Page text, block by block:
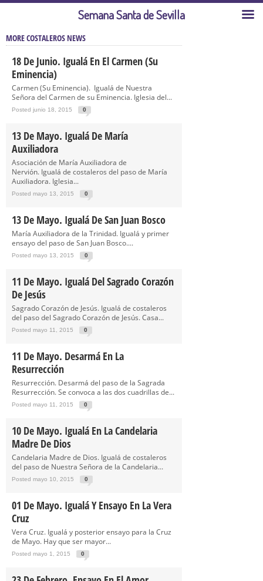
MORE COSTALEROS NEWS
18 De Junio. Igualá En El Carmen (Su
Eminencia)
Carmen (Su Eminencia). Igualá de Nuestra
Señora del Carmen de su Eminencia. Iglesia del...
Posted junio 18, 2015 0
13 De Mayo. Igualá De María
Auxiliadora
Asociación de María Auxiliadora de
Nervión. Igualá de costaleros del paso de María
Auxiliadora. Iglesia...
Posted mayo 13, 2015 0
13 De Mayo. Igualá De San Juan Bosco
María Auxiliadora de la Trinidad. Igualá y primer
ensayo del paso de San Juan Bosco....
Posted mayo 13, 2015 0
11 De Mayo. Igualá Del Sagrado Corazón
De Jesús
Sagrado Corazón de Jesús. Igualá de costaleros
del paso del Sagrado Corazón de Jesús. Casa...
Posted mayo 11, 2015 0
11 De Mayo. Desarmá En La
Resurrección
Resurrección. Desarmá del paso de la Sagrada
Resurrección. Se convoca a las dos cuadrillas de...
Posted mayo 11, 2015 0
10 De Mayo. Igualá En La Candelaria
Madre De Dios
Candelaria Madre de Dios. Igualá de costaleros
del paso de Nuestra Señora de la Candelaria...
Posted mayo 10, 2015 0
01 De Mayo. Igualá Y Ensayo En La Vera
Cruz
Vera Cruz. Igualá y posterior ensayo para la Cruz
de Mayo. Hay que ser mayor...
Posted mayo 1, 2015 0
Semana Santa de Sevilla